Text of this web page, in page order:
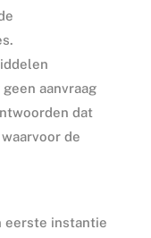
aanvraag
dat
de
eerste instantie